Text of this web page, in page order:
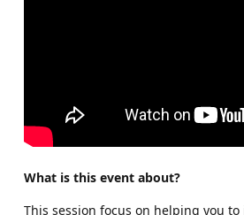
What is this event about?
This session focus on helping you to